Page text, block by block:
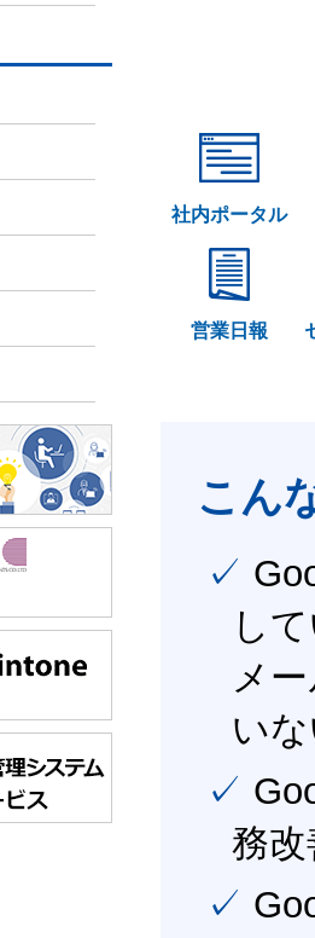
社内ポータル
営業日報
こん
✓ Google Workspace（旧G Suite） を社内で導入
し
メ
い
✓ Google Workspace（旧G Suite） を活用し、業
務
✓ Google Workspace（旧G Suite） を最大限に活